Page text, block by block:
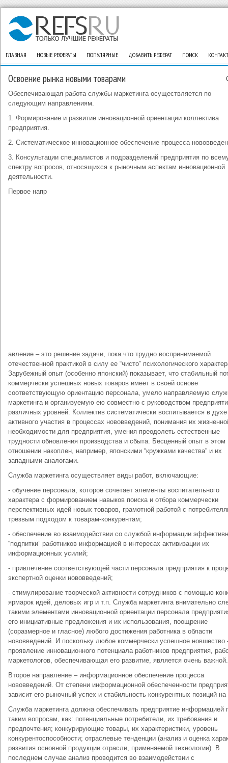
ГЛАВНАЯ НОВЫЕ РЕФЕРАТЫ ПОПУЛЯРНЫЕ ДОБАВИТЬ РЕФЕРАТ ПОИСК
Освоение рынка новыми товарами
Обеспечивающая работа службы маркетинга осуществляется по
следующим направлениям.
1. Формирование и развитие инновационной ориентации коллектива
предприятия.
2. Систематическое инновационное обеспечение процесса
3. Консультации специалистов и подразделений предприятия по
спектру вопросов, относящихся к рыночным аспектам инновационной
деятельности.
Первое напр
авление – это решение задачи, пока что трудно воспринимаемой
отечественной практикой в силу ее “чисто” психологического
Зарубежный опыт (особенно японский) показывает, что стабильный
коммерчески успешных новых товаров имеет в своей основе
соответствующую ориентацию персонала, умело направляемую
маркетинга и организуемую ею совместно с руководством
различных уровней. Коллектив систематически воспитывается в духе
активного участия в процессах нововведений, понимания их
необходимости для предприятия, умения преодолеть естественные
трудности обновления производства и сбыта. Бесценный опыт в этом
отношении накоплен, например, японскими “кружками качества” и их
западными аналогами.
Служба маркетинга осуществляет виды работ, включающие:
- обучение персонала, которое сочетает элементы воспитательного
характера с формированием навыков поиска и отбора коммерчески
перспективных идей новых товаров, грамотной работой с
трезвым подходом к товарам-конкурентам;
- обеспечение во взаимодействии со службой информации
“подпитки” работников информацией в интересах активизации их
информационных усилий;
- привлечение соответствующей части персонала предприятия к
экспертной оценки нововведений;
- стимулирование творческой активности сотрудников с помощью
ярмарок идей, деловых игр и т.п. Служба маркетинга внимательно
такими элементами инновационной ориентации персонала
его инициативные предложения и их использования, поощрение
(соразмерное и гласное) любого достижения работника в области
нововведений. И поскольку любое коммерчески успешное новшество
проявление инновационного потенциала работников предприятия,
маркетологов, обеспечивающая его развитие, является очень важной.
Второе направление – информационное обеспечение процесса
нововведений. От степени информационной обеспеченности
зависит его рыночный успех и стабильность конкурентных позиций
Служба маркетинга должна обеспечивать предприятие информацией
таким вопросам, как: потенциальные потребители, их требования и
предпочтения; конкурирующие товары, их характеристики, уровень
конкурентоспособности; отраслевые тенденции (анализ и оценка
развития основной продукции отрасли, применяемой технологии). В
последнем случае анализ проводится во взаимодействии с